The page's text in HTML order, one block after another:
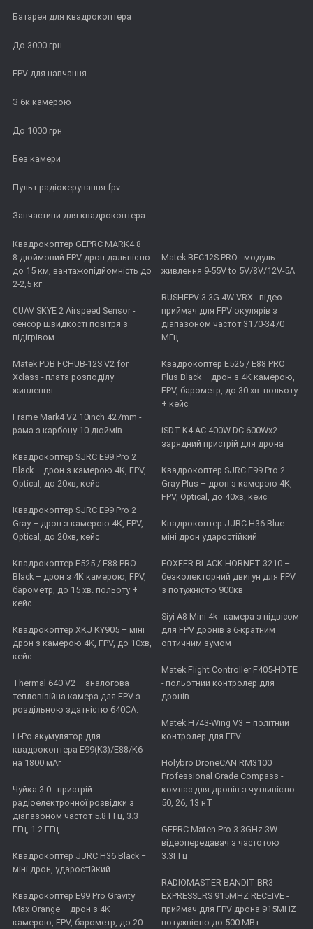
Батарея для квадрокоптера
До 3000 грн
FPV для навчання
З 6к камерою
До 1000 грн
Без камери
Пульт радіокерування fpv
Запчастини для квадрокоптера
Квадрокоптер GEPRC MARK4 8 −
8 дюймовий FPV дрон дальністю
до 15 км, вантажопідйомність до
2-2,5 кг
CUAV SKYE 2 Airspeed Sensor -
сенсор швидкості повітря з
підігрівом
Matek PDB FCHUB-12S V2 for
Xclass - плата розподілу
живлення
Frame Mark4 V2 10inch 427mm -
рама з карбону 10 дюймів
Квадрокоптер SJRC E99 Pro 2
Black – дрон з камерою 4K, FPV,
Optical, до 20хв, кейс
Квадрокоптер SJRC E99 Pro 2
Gray – дрон з камерою 4К, FPV,
Optical, до 20хв, кейс
Квадрокоптер E525 / E88 PRO
Black – дрон з 4K камерою, FPV,
барометр, до 15 хв. польоту +
кейс
Квадрокоптер XKJ KY905 – міні
дрон з камерою 4K, FPV, до 10хв,
кейс
Thermal 640 V2 – аналогова
тепловізійна камера для FPV з
роздільною здатністю 640CA.
Li-Po акумулятор для
квадрокоптера E99(K3)/E88/K6
на 1800 мАг
Чуйка 3.0 - пристрій
радіоелектронної розвідки з
діапазоном частот 5.8 ГГц, 3.3
ГГц, 1.2 ГГц
Квадрокоптер JJRC H36 Black −
міні дрон, ударостійкий
Квадрокоптер E99 Pro Gravity
Max Orange – дрон з 4K
камерою, FPV, барометр, до 20
Matek BEC12S-PRO - модуль
живлення 9-55V to 5V/8V/12V-5A
RUSHFPV 3.3G 4W VRX - відео
приймач для FPV окулярів з
діапазоном частот 3170-3470
МГц
Квадрокоптер E525 / E88 PRO
Plus Black – дрон з 4K камерою,
FPV, барометр, до 30 хв. польоту
+ кейс
iSDT K4 AC 400W DC 600Wx2 -
зарядний пристрій для дрона
Квадрокоптер SJRC E99 Pro 2
Gray Plus – дрон з камерою 4К,
FPV, Optical, до 40хв, кейс
Квадрокоптер JJRC H36 Blue -
міні дрон ударостійкий
FOXEER BLACK HORNET 3210 –
безколекторний двигун для FPV
з потужністю 900кв
Siyi A8 Mini 4k - камера з підвісом
для FPV дронів з 6-кратним
оптичним зумом
Matek Flight Controller F405-HDTE
- польотний контролер для
дронів
Matek H743-Wing V3 – політний
контролер для FPV
Holybro DroneCAN RM3100
Professional Grade Compass -
компас для дронів з чутливістю
50, 26, 13 нТ
GEPRC Maten Pro 3.3GHz 3W -
відеопередавач з частотою
3.3ГГц
RADIOMASTER BANDIT BR3
EXPRESSLRS 915MHZ RECEIVE -
приймач для FPV дрона 915MHZ
потужністю до 500 МВт